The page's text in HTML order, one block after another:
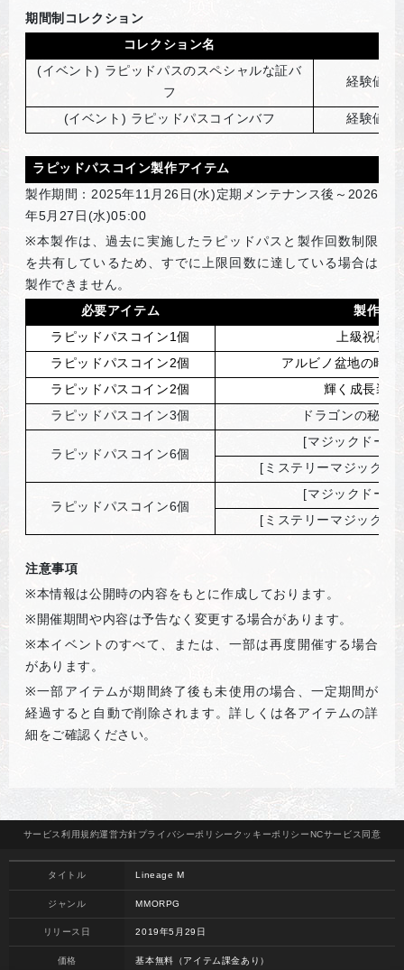
期間制コレクション
コレクション名
(イベント) ラピッドパスのスペシャルな証バ
フ
経験値獲
(イベント) ラピッドパスコインバフ 経験値獲
ラピッドパスコイン製作アイテム
製作期間：2025年11月26日(水)定期メンテナンス後～2026
年5月27日(水)05:00
※本製作は、過去に実施したラピッドパスと製作回数制限
を共有しているため、すでに上限回数に達している場合は
製作できません。
必要アイテム
製作ア
ラピッドパスコイン1個
上級祝福
ラピッドパスコイン2個
アルビノ盆地の時
ラピッドパスコイン2個
輝く成長装
ラピッドパスコイン3個
ドラゴンの秘薬
ラピッドパスコイン6個
[マジックドー
[ ミステリーマジックド
ラピッドパスコイン6個
[マジックドー
[ ミステリーマジックド
注意事項
※本情報は公開時の内容をもとに作成しております。
※開催期間や内容は予告なく変更する場合があります。
※本イベントのすべて、または、一部は再度開催する場合
があります。
※一部アイテムが期間終了後も未使用の場合、一定期間が
経過すると自動で削除されます。詳しくは各アイテムの詳
細をご確認ください。
サービス 利用規約運営方針プライバシーポリシー クッキーポリシーNCサービス 同意
タイトル Lineage M
ジャンル MMORPG
リリース日 2019年5月29日
価格 基本無料（アイテム課金あり）